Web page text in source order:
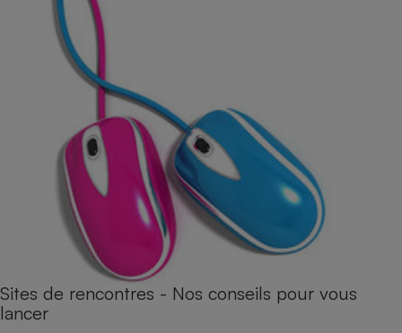
Sites de rencontres - Nos conseils pour vous
lancer